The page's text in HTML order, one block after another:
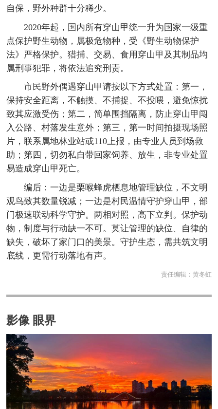
自保，野外种群十分稀少。
2020年起，国内所有穿山甲统一升为国家一级重
点保护野生动物，属极危物种，受《野生动物保护
法》严格保护。猎捕、交易、食用穿山甲及其制品均
属刑事犯罪，将依法追究刑责。
市民野外偶遇穿山甲请按以下方式处置：第一，
保持安全距离，不触摸、不捕捉、不投喂，避免惊扰
致其应激受伤；第二，简单围挡隔离，防止穿山甲闯
入公路、村落发生意外；第三，第一时间拍摄现场照
片，联系属地林业站或110上报，由专业人员到场救
助；第四，切勿私自带回家饲养、放生，非专业处置
易造成穿山甲死亡。
编后：一边是栗喉蜂虎栖息地管理缺位，不文明
观鸟致其数量锐减；一边是村民温情守护穿山甲，部
门极速联动科学守护。两相对照，高下立判。保护动
物，制度与行动缺一不可。莫让管理的缺位、自律的
缺失，破坏了家门口的美景。守护生态，需共筑文明
底线，更需行动落地有声。
责任编辑： 黄冬虹
影像 眼界